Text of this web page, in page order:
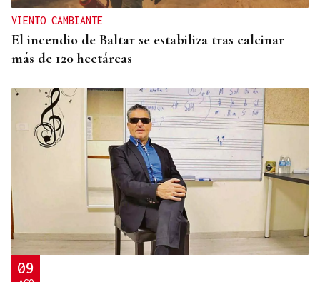
VIENTO CAMBIANTE
El incendio de Baltar se estabiliza tras calcinar
más de 120 hectáreas
09